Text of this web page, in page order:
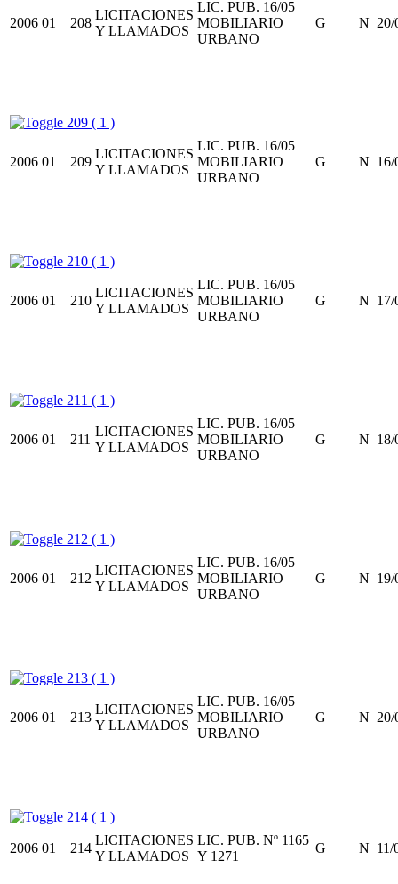
2006 01 208
LICITACIONES
Y LLAMADOS
LIC. PUB. 16/05
MOBILIARIO
URBANO
G N 20/
209 ( 1 )
2006 01 209
LICITACIONES
Y LLAMADOS
LIC. PUB. 16/05
MOBILIARIO
URBANO
G N 16/
210 ( 1 )
2006 01 210
LICITACIONES
Y LLAMADOS
LIC. PUB. 16/05
MOBILIARIO
URBANO
G N 17/
211 ( 1 )
2006 01 211
LICITACIONES
Y LLAMADOS
LIC. PUB. 16/05
MOBILIARIO
URBANO
G N 18/
212 ( 1 )
2006 01 212
LICITACIONES
Y LLAMADOS
LIC. PUB. 16/05
MOBILIARIO
URBANO
G N 19/
213 ( 1 )
2006 01 213
LICITACIONES
Y LLAMADOS
LIC. PUB. 16/05
MOBILIARIO
URBANO
G N 20/
214 ( 1 )
2006 01 214
LICITACIONES
Y LLAMADOS
LIC. PUB. Nº 1165
Y 1271
G N 11/